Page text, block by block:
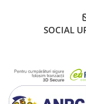
SOCIAL